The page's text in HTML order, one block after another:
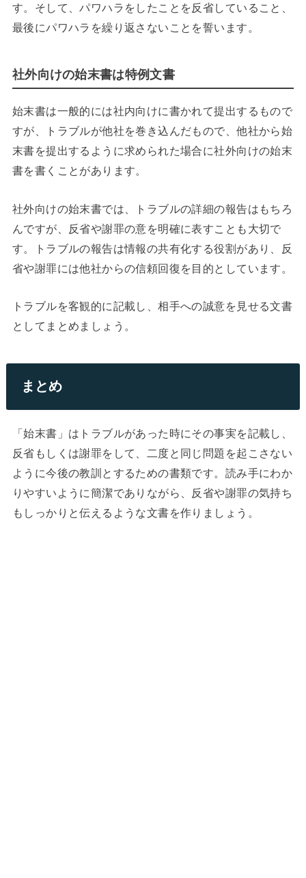
す。そして、パワハラをしたことを反省していること、
最後にパワハラを繰り返さないことを誓います。
社外向けの始末書は特例文書
始末書は一般的には社内向けに書かれて提出するもので
すが、トラブルが他社を巻き込んだもので、他社から始
末書を提出するように求められた場合に社外向けの始末
書を書くことがあります。
社外向けの始末書では、トラブルの詳細の報告はもちろ
んですが、反省や謝罪の意を明確に表すことも大切で
す。トラブルの報告は情報の共有化する役割があり、反
省や謝罪には他社からの信頼回復を目的としています。
トラブルを客観的に記載し、相手への誠意を見せる文書
としてまとめましょう。
まとめ
「始末書」はトラブルがあった時にその事実を記載し、
反省もしくは謝罪をして、二度と同じ問題を起こさない
ように今後の教訓とするための書類です。読み手にわか
りやすいように簡潔でありながら、反省や謝罪の気持ち
もしっかりと伝えるような文書を作りましょう。